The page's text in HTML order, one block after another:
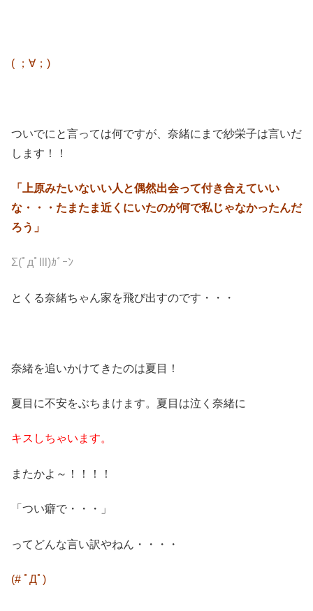
( ；∀；)
ついでにと言っては何ですが、奈緒にまで紗栄子は言いだ
します！！
「上原みたいないい人と偶然出会って付き合えていい
な・・・たまたま近くにいたのが何で私じゃなかったんだ
ろう」
Σ(ﾟдﾟlll)ｶﾞｰﾝ
とくる奈緒ちゃん家を飛び出すのです・・・
奈緒を追いかけてきたのは夏目！
夏目に不安をぶちまけます。夏目は泣く奈緒に
キスしちゃいます。
またかよ～！！！！
「つい癖で・・・」
ってどんな言い訳やねん・・・・
(# ﾟДﾟ)